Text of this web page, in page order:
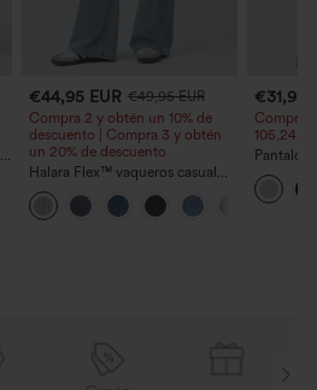
€44,95 EUR €49,95 EUR
Compra 2 y obtén un 10% de
descuento | Compra 3 y obtén
un 20% de descuento
Halara Flex™ vaqueros casual
lavados asimétricos de tiro bajo
con bolsillos con cremallera,
corte baggy y pierna ancha
€31,95
Compra
105,24 €.
cordón
ancha,
casual